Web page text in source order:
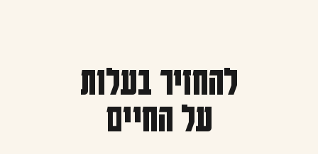
להחזיר בעלות
על החיים